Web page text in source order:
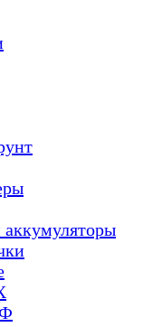
аккумуляторы